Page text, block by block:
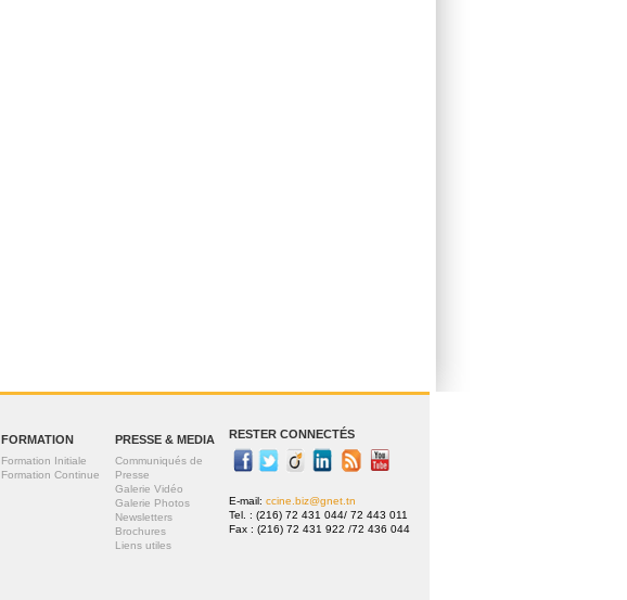
FORMATION
Formation Initiale
Formation Continue
PRESSE & MEDIA
Communiqués de
Presse
Galerie Vidéo
Galerie Photos
Newsletters
Brochures
Liens utiles
RESTER CONNECTÉS
E-mail: ccine.biz@gnet.tn
Tel. : (216) 72 431 044/ 72 443 011
Fax : (216) 72 431 922 /72 436 044